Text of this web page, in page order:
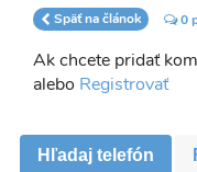
Späť na článok 0
Ak chcete pridať
alebo Registrovať
Hľadaj telefón